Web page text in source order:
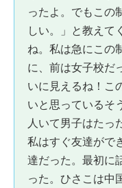
ったよ。でもこの
しい。」と教えて
ね。私は急にこの
に、前は女子校だ
いに見えるね！こ
いと思っているそ
人いて男子はたっ
私はすぐ友達がで
達だった。最初に
った。ひさこは中